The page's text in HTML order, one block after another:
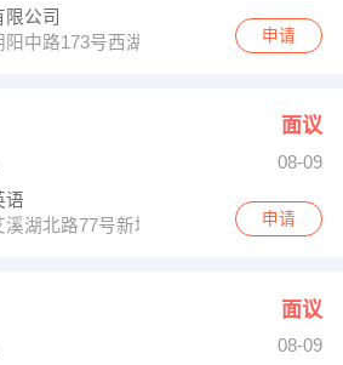
公司
中路173号西湖区电子商务产业园三层
申请
面议
08-09
语
溪湖北路77号新城吾悦广场第吾大道S5-
申请
面议
08-09